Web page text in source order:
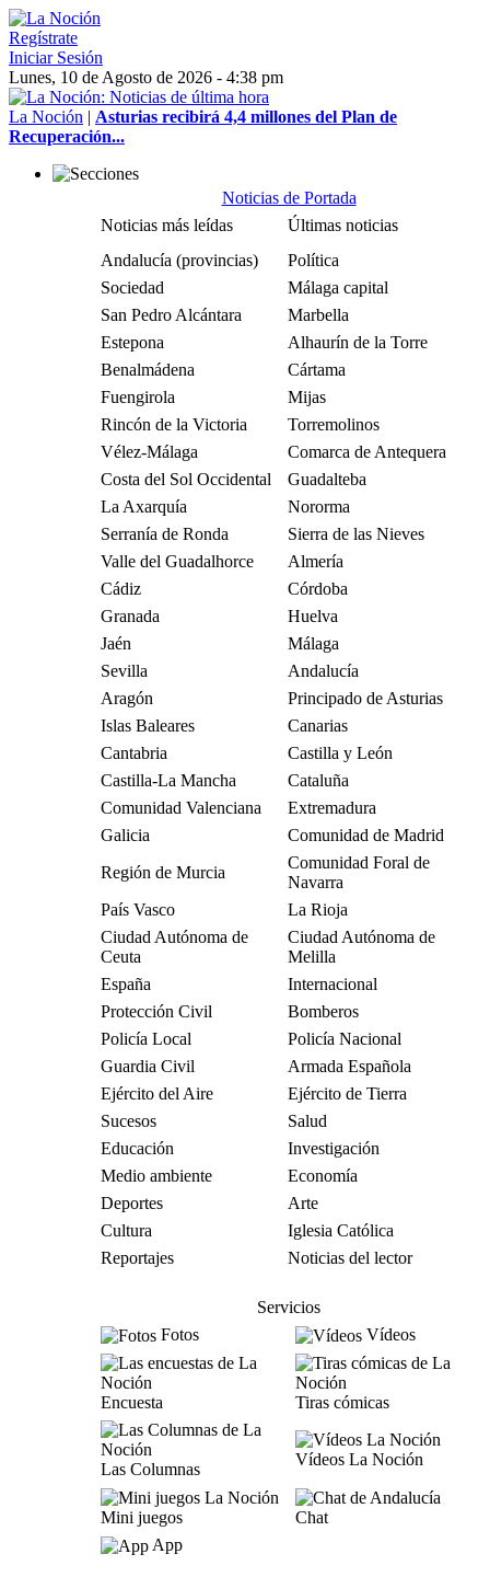
Regístrate
Iniciar Sesión
Lunes, 10 de Agosto de 2026 - 4:38 pm
La Noción | Asturias recibirá 4,4 millones del Plan de
Recuperación...
Noticias de Portada
Noticias más leídas
Últimas noticias
Andalucía (provincias)
Política
Sociedad
Málaga capital
San Pedro Alcántara
Marbella
Estepona
Alhaurín de la Torre
Benalmádena
Cártama
Fuengirola
Mijas
Rincón de la Victoria
Torremolinos
Vélez-Málaga
Comarca de Antequera
Costa del Sol Occidental
Guadalteba
La Axarquía
Nororma
Serranía de Ronda
Sierra de las Nieves
Valle del Guadalhorce
Almería
Cádiz
Córdoba
Granada
Huelva
Jaén
Málaga
Sevilla
Andalucía
Aragón
Principado de Asturias
Islas Baleares
Canarias
Cantabria
Castilla y León
Castilla-La Mancha
Cataluña
Comunidad Valenciana
Extremadura
Galicia
Comunidad de Madrid
Región de Murcia
Comunidad Foral de
Navarra
País Vasco
La Rioja
Ciudad Autónoma de
Ceuta
Ciudad Autónoma de
Melilla
España
Internacional
Protección Civil
Bomberos
Policía Local
Policía Nacional
Guardia Civil
Armada Española
Ejército del Aire
Ejército de Tierra
Sucesos
Salud
Educación
Investigación
Medio ambiente
Economía
Deportes
Arte
Cultura
Iglesia Católica
Reportajes
Noticias del lector
Servicios
Fotos
Vídeos
Encuesta Tiras cómicas
Las Columnas
Vídeos La Noción
Mini juegos
Chat
App